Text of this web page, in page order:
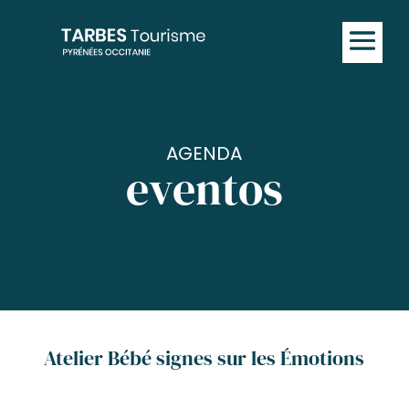
AGENDA
eventos
Atelier Bébé signes sur les Émotions